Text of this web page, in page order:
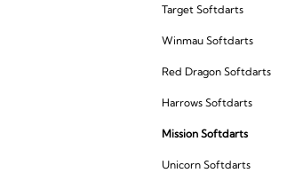
Target Softdarts
Winmau Softdarts
Red Dragon Softdarts
Harrows Softdarts
Mission Softdarts
Unicorn Softdarts